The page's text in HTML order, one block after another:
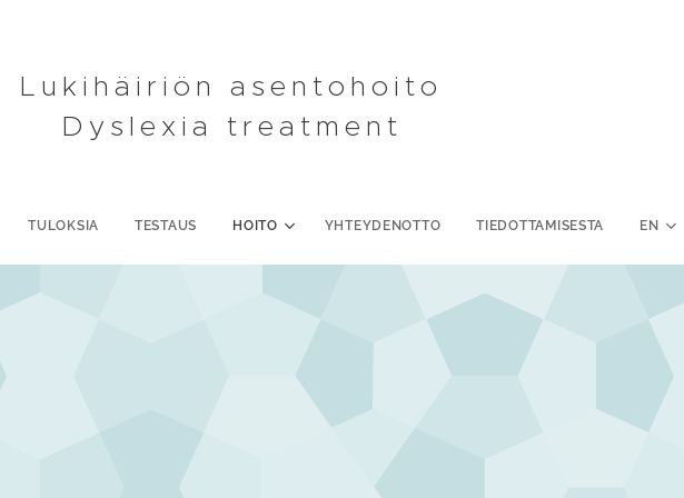
Lukihäiriön asentohoito
Dyslexia treatment
TULOKSIA TESTAUS HOITO YHTEYDENOTTO TIEDOTTAMISESTA EN